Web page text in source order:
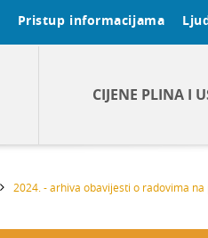
Pristup informacijama
CIJENE PLINA I
2024. - arhiva obavijesti o radovima